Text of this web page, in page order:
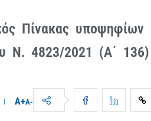
Πίνακας
Ν. 4823/2021 (Α΄
A+A-